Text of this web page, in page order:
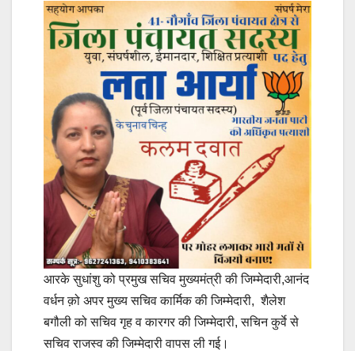
आरके सुधांशु को प्रमुख सचिव मुख्यमंत्री की जिम्मेदारी,आनंद
वर्धन क़ो अपर मुख्य सचिव कार्मिक की जिम्मेदारी, शैलेश
बगौली को सचिव गृह व कारगर की जिम्मेदारी, सचिन कुर्वे से
सचिव राजस्व की जिम्मेदारी वापस ली गई।